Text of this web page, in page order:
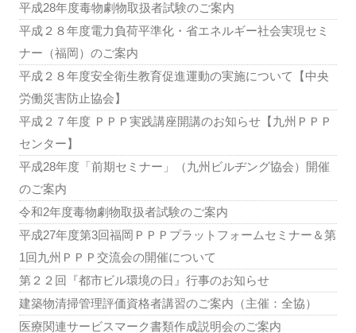
平成28年度毒物劇物取扱者試験のご案内
平成２８年度電力負荷平準化・省エネルギー社会実現セミ
ナー（福岡）のご案内
平成２８年度安全衛生教育促進運動の実施について【中央
労働災害防止協会】
平成２７年度 ＰＰＰ実践講座開講のお知らせ【九州ＰＰＰ
センター】
平成28年度「前期セミナー」（九州ビルヂング協会）開催
のご案内
令和2年度毒物劇物取扱者試験のご案内
平成27年度第3回福岡ＰＰＰプラットフォームセミナー＆第
1回九州ＰＰＰ交流会の開催について
第２２回『都市ビル環境の日』行事のお知らせ
建築物清掃管理評価資格者講習のご案内（主催：全協）
医療関連サービスマーク書類作成説明会のご案内